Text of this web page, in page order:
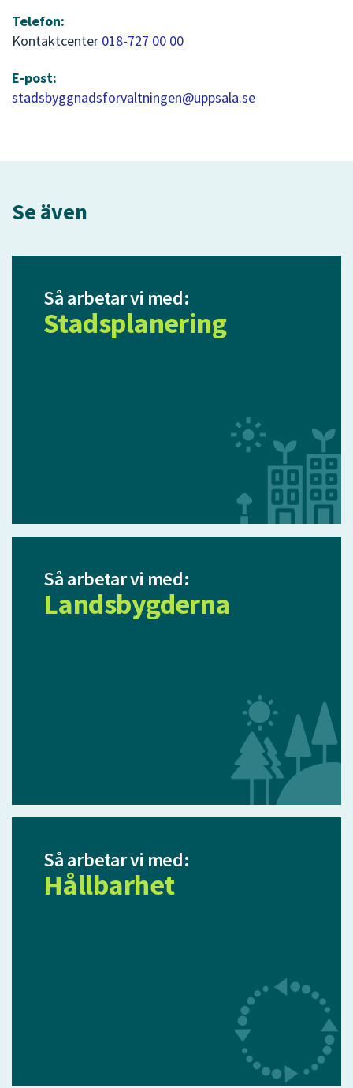
Telefon:
Kontaktcenter 018-727 00 00
E-post:
stadsbyggnadsforvaltningen@uppsala.se
Se även
Så arbetar vi med:
Stadsplanering
Så arbetar vi med:
Landsbygderna
Så arbetar vi med:
Hållbarhet